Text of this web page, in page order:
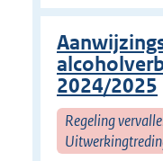
2024/2025
Regeling